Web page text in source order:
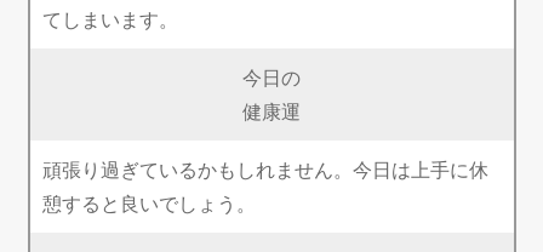
てしまいます。
今日の
健康運
頑張り過ぎているかもしれません。今日は上手に休
憩すると良いでしょう。